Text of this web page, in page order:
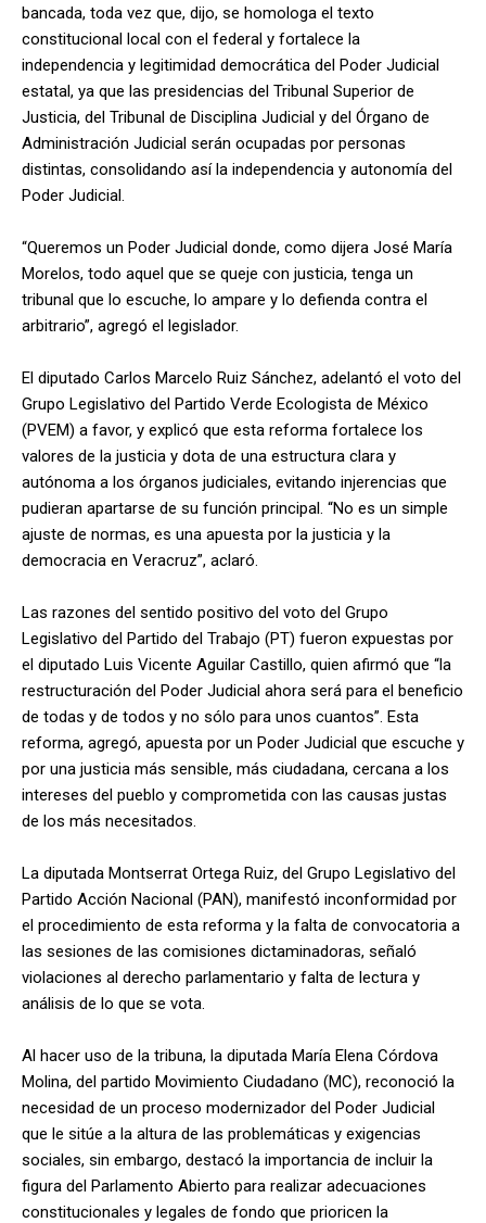
bancada, toda vez que, dijo, se homologa el texto
constitucional local con el federal y fortalece la
independencia y legitimidad democrática del Poder Judicial
estatal, ya que las presidencias del Tribunal Superior de
Justicia, del Tribunal de Disciplina Judicial y del Órgano de
Administración Judicial serán ocupadas por personas
distintas, consolidando así la independencia y autonomía del
Poder Judicial.
“Queremos un Poder Judicial donde, como dijera José María
Morelos, todo aquel que se queje con justicia, tenga un
tribunal que lo escuche, lo ampare y lo defienda contra el
arbitrario”, agregó el legislador.
El diputado Carlos Marcelo Ruiz Sánchez, adelantó el voto del
Grupo Legislativo del Partido Verde Ecologista de México
(PVEM) a favor, y explicó que esta reforma fortalece los
valores de la justicia y dota de una estructura clara y
autónoma a los órganos judiciales, evitando injerencias que
pudieran apartarse de su función principal. “No es un simple
ajuste de normas, es una apuesta por la justicia y la
democracia en Veracruz”, aclaró.
Las razones del sentido positivo del voto del Grupo
Legislativo del Partido del Trabajo (PT) fueron expuestas por
el diputado Luis Vicente Aguilar Castillo, quien afirmó que “la
restructuración del Poder Judicial ahora será para el beneficio
de todas y de todos y no sólo para unos cuantos”. Esta
reforma, agregó, apuesta por un Poder Judicial que escuche y
por una justicia más sensible, más ciudadana, cercana a los
intereses del pueblo y comprometida con las causas justas
de los más necesitados.
La diputada Montserrat Ortega Ruiz, del Grupo Legislativo del
Partido Acción Nacional (PAN), manifestó inconformidad por
el procedimiento de esta reforma y la falta de convocatoria a
las sesiones de las comisiones dictaminadoras, señaló
violaciones al derecho parlamentario y falta de lectura y
análisis de lo que se vota.
Al hacer uso de la tribuna, la diputada María Elena Córdova
Molina, del partido Movimiento Ciudadano (MC), reconoció la
necesidad de un proceso modernizador del Poder Judicial
que le sitúe a la altura de las problemáticas y exigencias
sociales, sin embargo, destacó la importancia de incluir la
figura del Parlamento Abierto para realizar adecuaciones
constitucionales y legales de fondo que prioricen la